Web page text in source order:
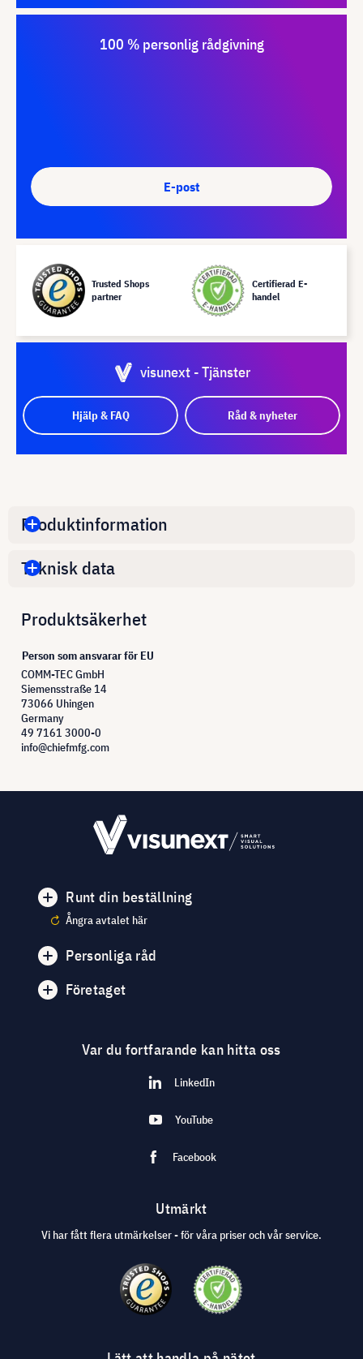
100 % personlig rådgivning
E-post
Trusted Shops
partner
Certifierad E-
handel
visunext - Tjänster
Hjälp & FAQ Råd & nyheter
Produktinformation
Teknisk data
Produktsäkerhet
Person som ansvarar för EU
COMM-TEC GmbH
Siemensstraße 14
73066 Uhingen
Germany
49 7161 3000-0
info@chiefmfg.com
Runt din beställning
Ångra avtalet här
Personliga råd
Företaget
Var du fortfarande kan hitta oss
LinkedIn
YouTube
Facebook
Utmärkt
Vi har fått flera utmärkelser - för våra priser och vår service.